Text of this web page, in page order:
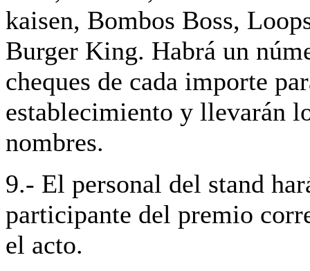
kaisen, Bombos Boss,
Burger King. Habrá un
cheques de cada importe
establecimiento y llevarán
nombres.
9.- El personal del stand
participante del premio
el acto.